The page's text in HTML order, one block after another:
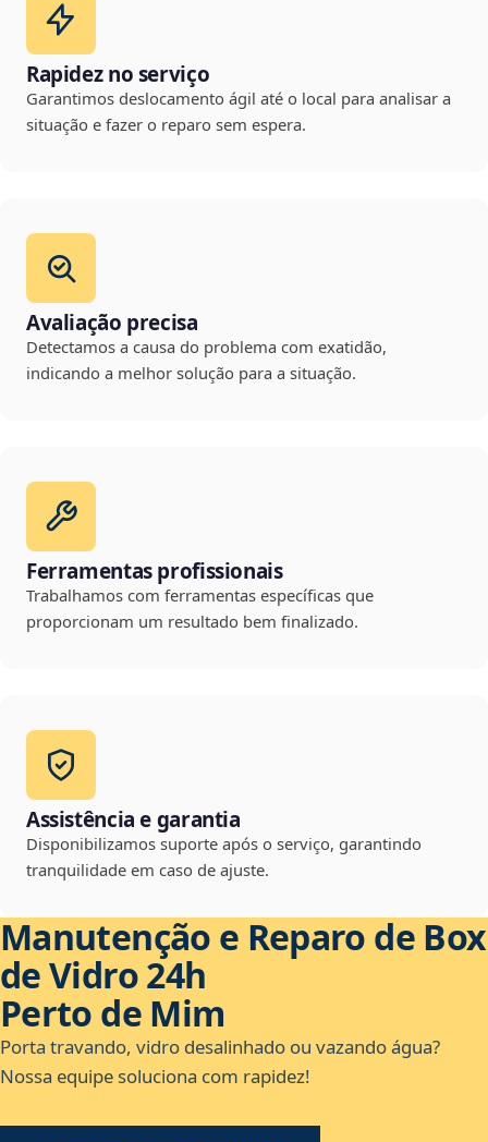
Rapidez no serviço
Garantimos deslocamento ágil até o local para analisar a
situação e fazer o reparo sem espera.
Avaliação precisa
Detectamos a causa do problema com exatidão,
indicando a melhor solução para a situação.
Ferramentas profissionais
Trabalhamos com ferramentas específicas que
proporcionam um resultado bem finalizado.
Assistência e garantia
Disponibilizamos suporte após o serviço, garantindo
tranquilidade em caso de ajuste.
Manutenção e Reparo de Box
de Vidro 24h
Perto de Mim
Porta travando, vidro desalinhado ou vazando água?
Nossa equipe soluciona com rapidez!